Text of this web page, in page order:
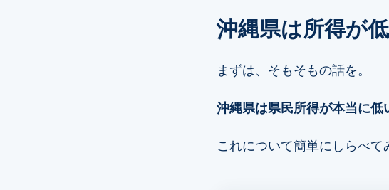
沖縄県は所得が
まずは、そもそもの話を。
沖縄県は県民所得が本当に低
これについて簡単にしらべて